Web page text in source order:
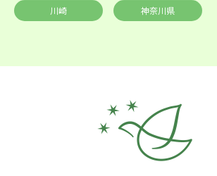
川崎 神奈川県